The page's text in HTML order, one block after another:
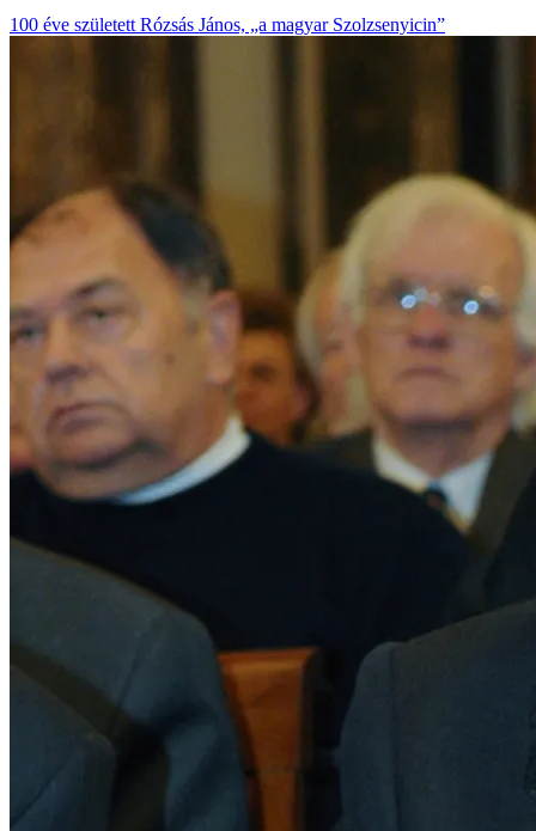
100 éve született Rózsás János, „a magyar Szolzsenyicin”